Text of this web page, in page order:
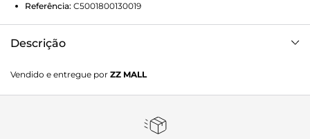
Referência: C5001800130019
Descrição
padrões similares a trama de palha. Alça lisa crossbody,
fecho de zíper e aplicação de tag metálica com o nome da
Vendido e entregue por ZZ MALL